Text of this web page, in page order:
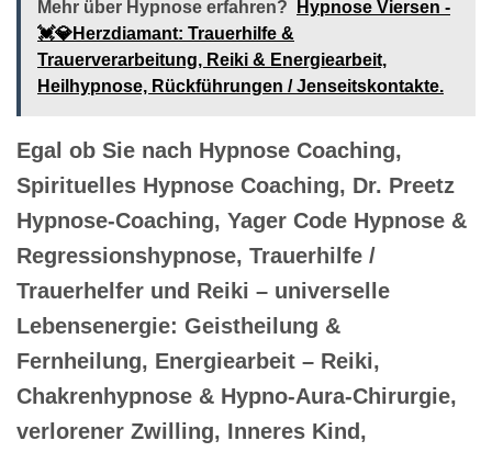
Mehr über Hypnose erfahren?
Hypnose Viersen -
💓️💎Herzdiamant: Trauerhilfe &
Trauerverarbeitung, Reiki & Energiearbeit,
Heilhypnose, Rückführungen / Jenseitskontakte.
Egal ob Sie nach Hypnose Coaching,
Spirituelles Hypnose Coaching, Dr. Preetz
Hypnose-Coaching, Yager Code Hypnose &
Regressionshypnose, Trauerhilfe /
Trauerhelfer und Reiki – universelle
Lebensenergie: Geistheilung &
Fernheilung, Energiearbeit – Reiki,
Chakrenhypnose & Hypno-Aura-Chirurgie,
verlorener Zwilling, Inneres Kind,